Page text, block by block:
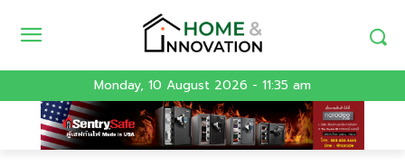
Monday, 10 August 2026 - 11:35 am